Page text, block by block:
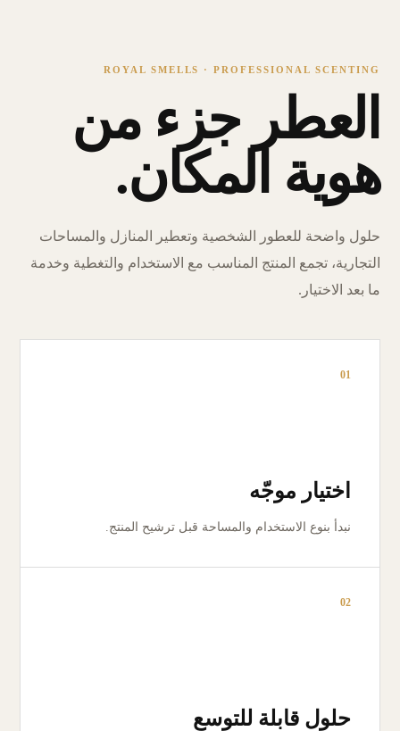
ROYAL SMELLS · PROFESSIONAL SCENTING
العطر جزء من
هوية المكان.
حلول واضحة للعطور الشخصية وتعطير المنازل والمساحات
التجارية، تجمع المنتج المناسب مع الاستخدام والتغطية وخدمة
ما بعد الاختيار.
01
اختيار موجّه
نبدأ بنوع الاستخدام والمساحة قبل ترشيح المنتج.
02
حلول قابلة للتوسع